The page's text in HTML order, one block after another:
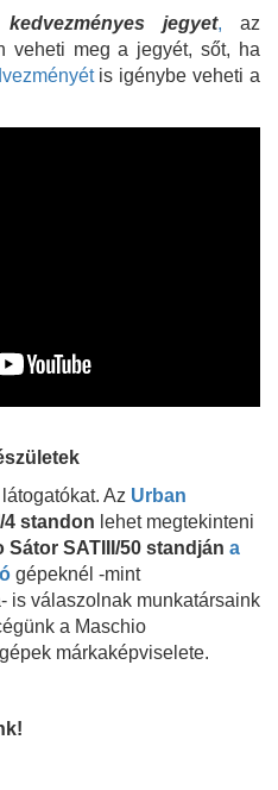
jegyet, az
veheti meg a jegyét, sőt, ha
is igénybe veheti a
Az Urban
4 standon lehet megtekinteni
Sátor SATIII/50 standján a
gépeknél -mint
is válaszolnak munkatársaink
a Maschio
márkaképviselete.